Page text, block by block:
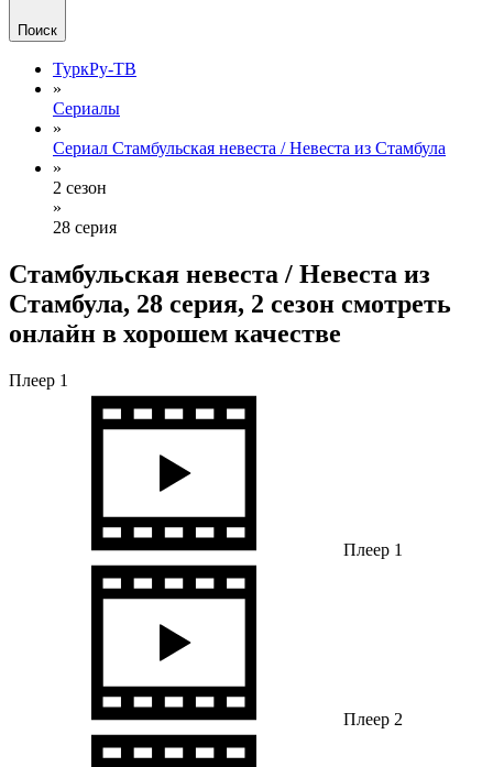
Поиск
ТуркРу-ТВ
»
Сериалы
»
Сериал Стамбульская невеста / Невеста из Стамбула
»
2 сезон
»
28 серия
Стамбульская невеста / Невеста из
Стамбула, 28 серия, 2 сезон смотреть
онлайн в хорошем качестве
Плеер 1
Плеер 1
Плеер 2